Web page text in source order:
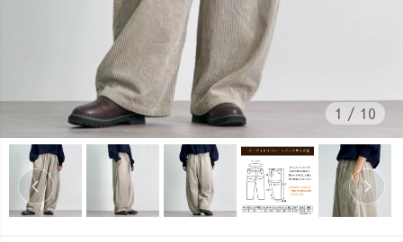
1 / 10